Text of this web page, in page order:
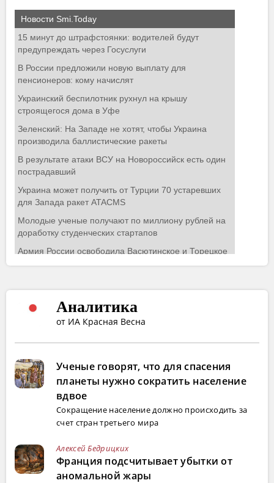
Аналитика
от ИА Красная Весна
Ученые говорят, что для спасения
планеты нужно сократить население
вдвое
Сокращение население должно происходить за
счет стран третьего мира
Алексей Бедрицких
Франция подсчитывает убытки от
аномальной жары